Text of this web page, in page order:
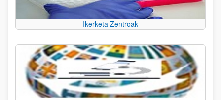
Ikerketa Zentroak